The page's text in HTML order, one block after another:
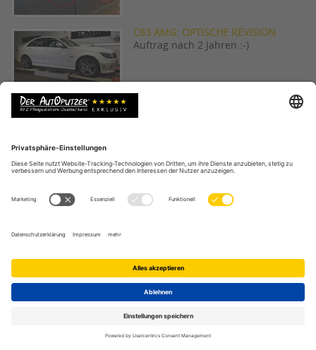
C63 AMG: OPTISCHE REVISION
Auftrag nach 2 Jahren :-)
AUDI Q3 PLASTIKREPAIR
Hochglanzlackiert mit Macke
SMARTREPAIR